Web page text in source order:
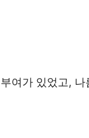
여가 있었고,